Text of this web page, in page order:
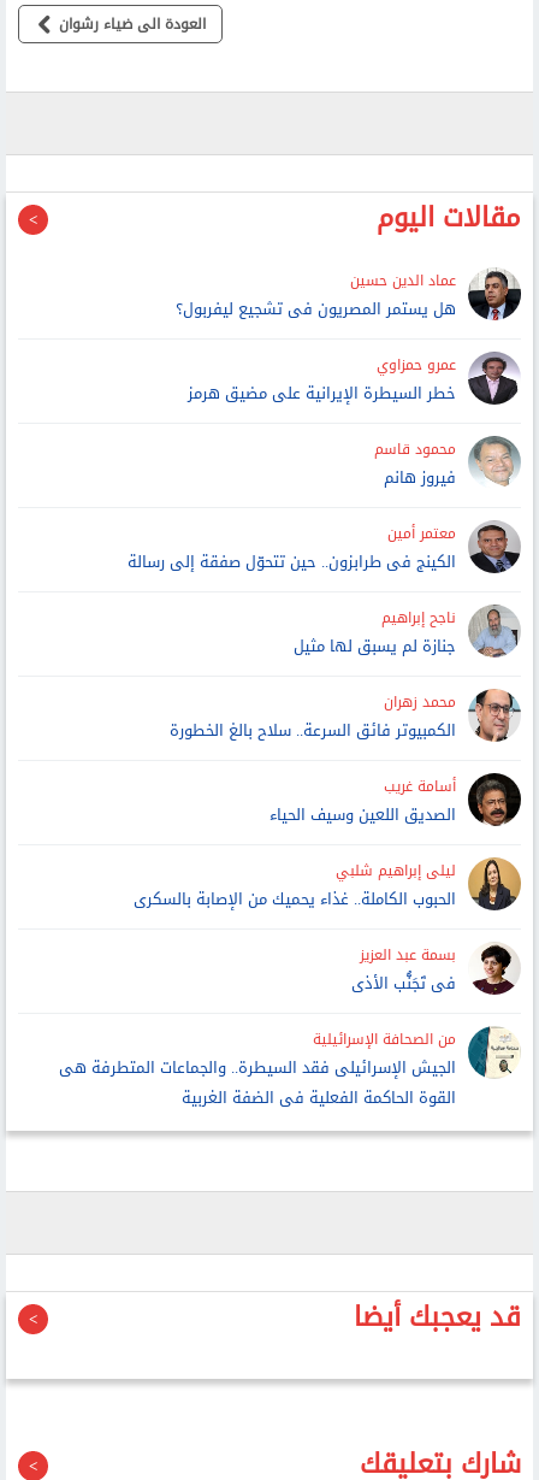
العودة الى ضياء رشوان
مقالات اليوم
عماد الدين حسين
هل يستمر المصريون فى تشجيع ليفربول؟
عمرو حمزاوي
خطر السيطرة الإيرانية على مضيق هرمز
محمود قاسم
فيروز هانم
معتمر أمين
الكينج فى طرابزون.. حين تتحوّل صفقة إلى رسالة
ناجح إبراهيم
جنازة لم يسبق لها مثيل
محمد زهران
الكمبيوتر فائق السرعة.. سلاح بالغ الخطورة
أسامة غريب
الصديق اللعين وسيف الحياء
ليلى إبراهيم شلبي
الحبوب الكاملة.. غذاء يحميك من الإصابة بالسكرى
بسمة عبد العزيز
فى تَجَنُّب الأذى
من الصحافة الإسرائيلية
الجيش الإسرائيلى فقد السيطرة.. والجماعات المتطرفة هى
القوة الحاكمة الفعلية فى الضفة الغربية
قد يعجبك أيضا
شارك بتعليقك